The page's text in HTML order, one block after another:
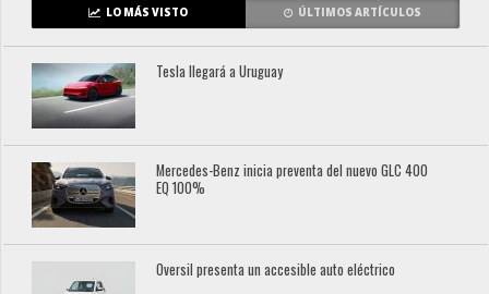
LO MÁS VISTO ÚLTIMOS ARTÍCULOS
Tesla llegará a Uruguay
Mercedes-Benz inicia preventa del nuevo GLC 400
EQ 100%
Oversil presenta un accesible auto eléctrico